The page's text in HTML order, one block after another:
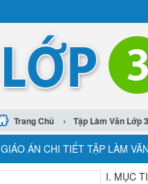
Trang Chủ › Tập Làm Văn Lớp 3
GIÁO ÁN CHI TIẾT TẬP LÀM
I. MỤC